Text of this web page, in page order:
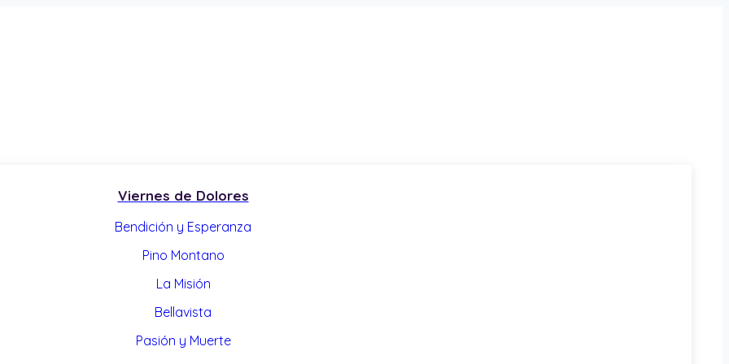
Viernes de Dolores
Bendición y Esperanza
Pino Montano
La Misión
Bellavista
Pasión y Muerte